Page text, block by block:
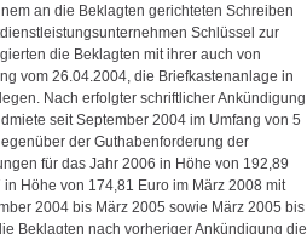
an die Beklagten gerichteten Schreiben
Schlüssel zur
die Beklagten mit ihrer auch von
vom 26.04.2004, die Briefkastenanlage in
Nach erfolgter schriftlicher Ankündigung
seit September 2004 im Umfang von 5
der Guthabenforderung der
für das Jahr 2006 in Höhe von 192,89
Höhe von 174,81 Euro im März 2008 mit
2004 bis März 2005 sowie März 2005 bis
Beklagten nach vorheriger Ankündigung die